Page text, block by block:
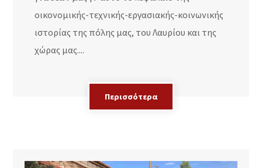
οικονομικής-τεχνικής-εργασιακής-κοινωνικής
ιστορίας της πόλης μας, του Λαυρίου και της
χώρας μας....
Περισσότερα